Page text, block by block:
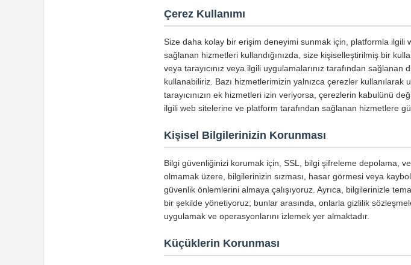
Çerez Kullanımı
Size daha kolay bir erişim deneyimi sunmak için, platformla ilgili
sağlanan hizmetleri kullandığınızda, size kişiselleştirilmiş bir
veya tarayıcınız veya ilgili uygulamalarınız tarafından
kullanabiliriz. Bazı hizmetlerimizin yalnızca çerezler kullanılarak
tarayıcınızın ek hizmetleri izin veriyorsa, çerezlerin kabulünü
ilgili web sitelerine ve platform tarafından sağlanan hizmetlere
Kişisel Bilgilerinizin Korunması
Bilgi güvenliğinizi korumak için, SSL, bilgi şifreleme depolama,
olmamak üzere, bilgilerinizin sızması, hasar görmesi veya
güvenlik önlemlerini almaya çalışıyoruz. Ayrıca, bilgilerinizle
bir şekilde yönetiyoruz; bunlar arasında, onlarla gizlilik
uygulamak ve operasyonlarını izlemek yer almaktadır.
Küçüklerin Korunması